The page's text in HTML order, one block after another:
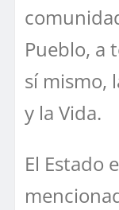
Pueblo, a
sí mismo,
y la Vida.
El Estado